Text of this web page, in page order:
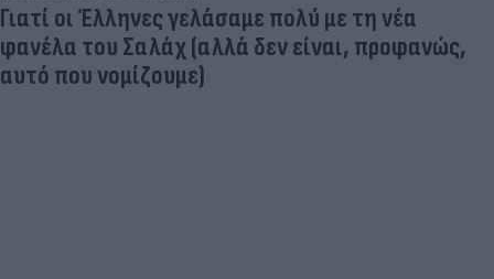
Γιατί οι Έλληνες γελάσαμε πολύ με τη νέα
φανέλα του Σαλάχ (αλλά δεν είναι, προφανώς,
αυτό που νομίζουμε)